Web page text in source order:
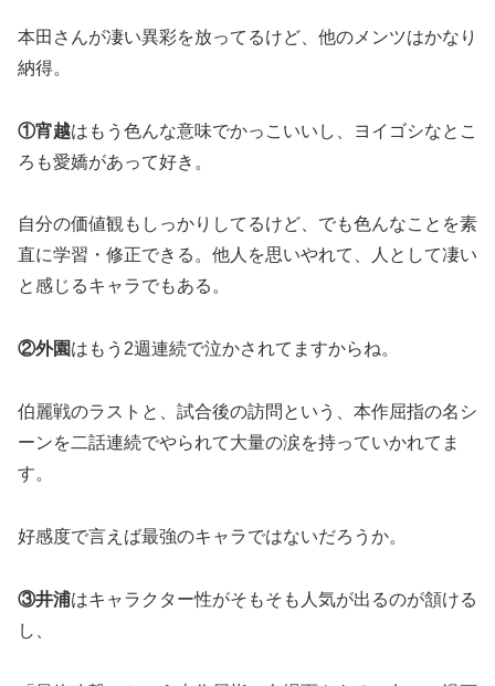
本田さんが凄い異彩を放ってるけど、他のメンツはかなり
納得。
①宵越はもう色んな意味でかっこいいし、ヨイゴシなとこ
ろも愛嬌があって好き。
自分の価値観もしっかりしてるけど、でも色んなことを素
直に学習・修正できる。他人を思いやれて、人として凄い
と感じるキャラでもある。
②外園はもう2週連続で泣かされてますからね。
伯麗戦のラストと、試合後の訪問という、本作屈指の名シ
ーンを二話連続でやられて大量の涙を持っていかれてま
す。
好感度で言えば最強のキャラではないだろうか。
③井浦はキャラクター性がそもそも人気が出るのが頷ける
し、